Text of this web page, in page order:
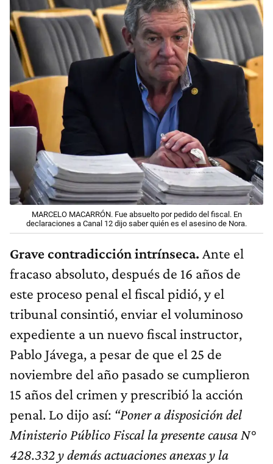
MARCELO MACARRÓN. Fue absuelto por pedido del fiscal. En
declaraciones a Canal 12 dijo saber quién es el asesino de Nora.
Grave contradicción intrínseca. Ante el
fracaso absoluto, después de 16 años de
este proceso penal el fiscal pidió, y el
tribunal consintió, enviar el voluminoso
expediente a un nuevo fiscal instructor,
Pablo Jávega, a pesar de que el 25 de
noviembre del año pasado se cumplieron
15 años del crimen y prescribió la acción
penal. Lo dijo así: “Poner a disposición del
Ministerio Público Fiscal la presente causa N°
428.332 y demás actuaciones anexas y la